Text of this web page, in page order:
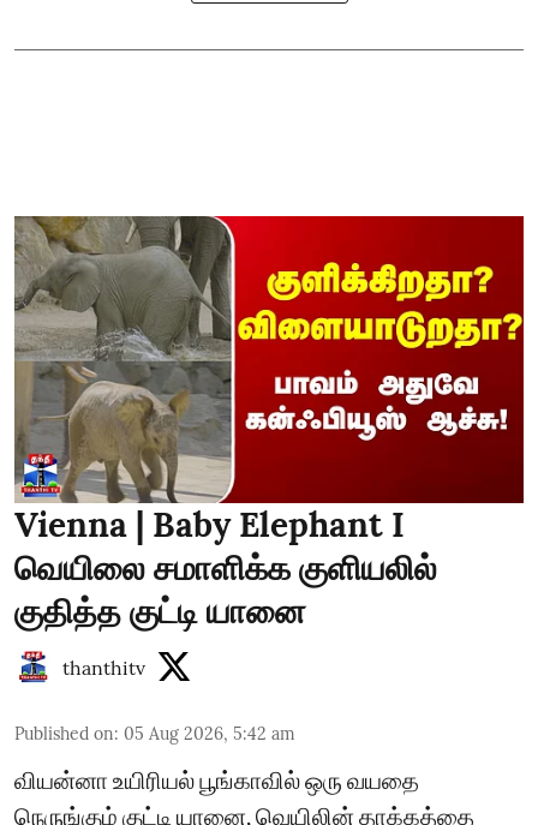
Vienna | Baby Elephant I
வெயிலை சமாளிக்க குளியலில்
குதித்த குட்டி யானை
thanthitv
Published on: 05 Aug 2026, 5:42 am
வியன்னா உயிரியல் பூங்காவில் ஒரு வயதை
நெருங்கும் குட்டி யானை, வெயிலின் தாக்கத்தை